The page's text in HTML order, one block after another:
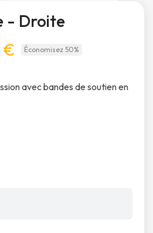
- Droite
€ Économisez 50%
avec bandes de soutien en